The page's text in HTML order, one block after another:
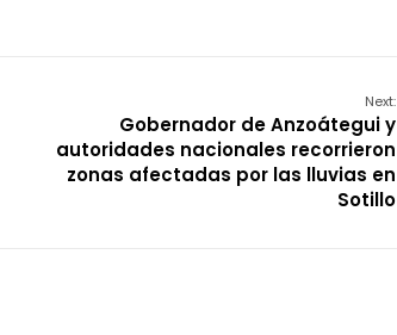
Next:
Gobernador de Anzoátegui y
autoridades nacionales recorrieron
zonas afectadas por las lluvias en
Sotillo